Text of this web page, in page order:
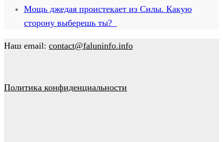
Мощь джедая проистекает из Силы. Какую
сторону выберешь ты?
Наш email: contact@faluninfo.info
Политика конфиденциальности